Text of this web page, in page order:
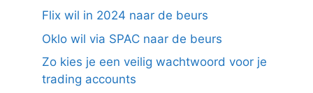
Flix wil in 2024 naar de beurs
Oklo wil via SPAC naar de beurs
Zo kies je een veilig wachtwoord voor je
trading accounts